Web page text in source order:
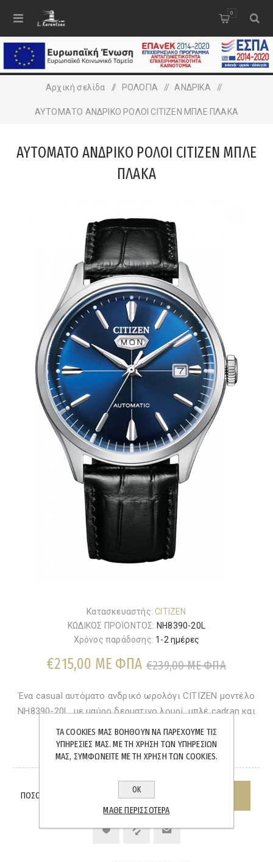
0
Αρχική σελίδα / ΡΟΛΟΓΙΑ / ΑΝΔΡΙΚA /
ΑΥΤΟΜΑΤΟ ΑΝΔΡΙΚΟ ΡΟΛΟΙ CITIZEN ΜΠΛΕ ΠΛΑΚΑ
ΑΥΤΟΜΑΤΟ ΑΝΔΡΙΚΟ ΡΟΛΟΙ CITIZEN ΜΠΛΕ
ΠΛΑΚΑ
Κατασκευαστής: CITIZEN
ΚΩΔΙΚΟΣ ΠΡΟΪΟΝΤΟΣ: NH8390-20L
Χρόνος παράδοσης: 1-2 ημέρες
€215,00 ΜΕ ΦΠΑ €239,00 ΜΕ ΦΠΑ
Ένα casual αυτόματο ανδρικό ωρολόγι CITIZEN μοντέλο
NH8390-20L, με μαύρο δερματινο λουρί, μπλέ cadran και
ένδειξη ημερομηνίας.WR 50 M.
ΆΜΕΣΑ ΔΙΑΘΈΣΙΜΟ
ΠΟΣΌΤΗΤΑ:
ΤΑ COOKIES ΜΑΣ ΒΟΗΘΟΎΝ ΝΑ ΠΑΡΈΧΟΥΜΕ ΤΙΣ
ΥΠΗΡΕΣΊΕΣ ΜΑΣ. ΜΕ ΤΗ ΧΡΉΣΗ ΤΩΝ ΥΠΗΡΕΣΙΏΝ
ΜΑΣ, ΣΥΜΦΩΝΕΊΤΕ ΜΕ ΤΗ ΧΡΉΣΗ ΤΩΝ COOKIES.
ΟΚ
ΜΆΘΕ ΠΕΡΙΣΣΌΤΕΡΑ